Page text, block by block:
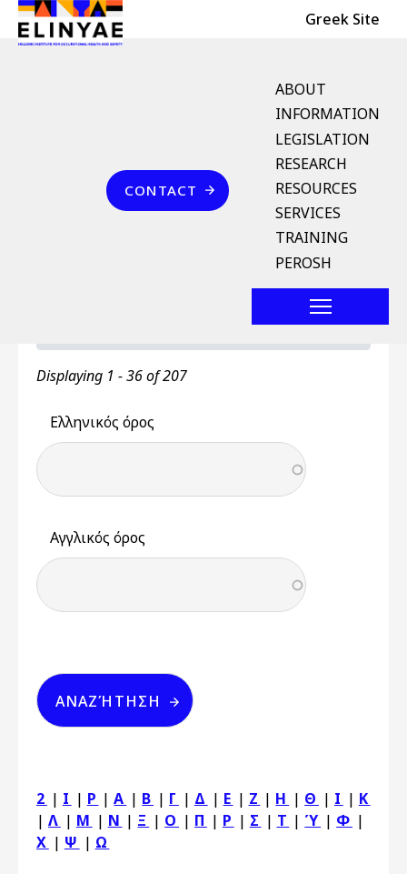
Skip to main content
Header Top Greek Site
English Menu
ABOUT
INFORMATION
LEGISLATION
RESEARCH
RESOURCES
SERVICES
TRAINING
PEROSH
Επικοινωνία
CONTACT
Breadcrumb
Ελληνοαγγλικό Λεξικό Όρων
Ελληνοαγγλικό Λεξικό
Ελληνοαγγλικό Λεξικό Όρων Toggle
Displaying 1 - 36 of 207
Ελληνικός όρος
Αγγλικός όρος
2 | I | P |Α | Β | Γ | Δ | Ε | Ζ | Η | Θ | Ι | Κ
| Λ | Μ | Ν | Ξ | Ο | Π | Ρ | Σ | Τ | Ύ | Φ |
Χ | Ψ | Ω